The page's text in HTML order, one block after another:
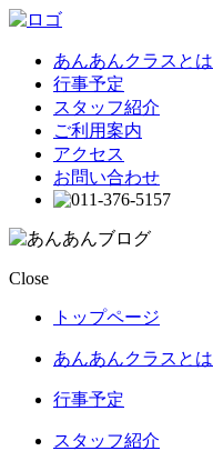
あんあんクラスとは
行事予定
スタッフ紹介
ご利用案内
アクセス
お問い合わせ
Close
トップページ
あんあんクラスとは
行事予定
スタッフ紹介